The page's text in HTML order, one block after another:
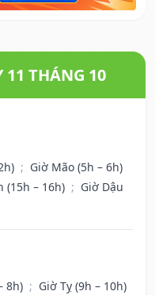
11 THÁNG 10
; Giờ Mão (5h – 6h)
(15h – 16h) ; Giờ Dậu
8h) ; Giờ Tỵ (9h – 10h)